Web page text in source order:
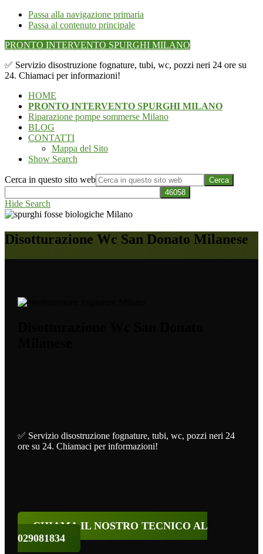
Passa alla navigazione primaria
Passa al contenuto principale
PRONTO INTERVENTO SPURGHI MILANO
✅ Servizio disostruzione fognature, tubi, wc, pozzi neri 24 ore su
24. Chiamaci per informazioni!
HOME
PRONTO INTERVENTO SPURGHI MILANO
Riparazione pompe sommerse Milano
BLOG
CONTATTI
Mappa del Sito
Show Search
Cerca in questo sito web
Hide Search
Disotturazione Wc San Donato Milanese
✅ Servizio disostruzione fognature, tubi, wc, pozzi neri 24
ore su 24. Chiamaci per informazioni!
CHIAMA IL NOSTRO TECNICO AL
029081834